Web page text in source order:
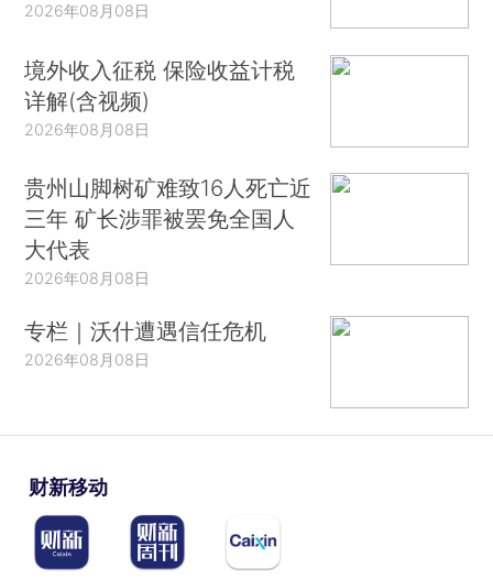
2026年08月08日
境外收入征税 保险收益计税
详解(含视频)
2026年08月08日
贵州山脚树矿难致16人死亡近
三年 矿长涉罪被罢免全国人
大代表
2026年08月08日
专栏｜沃什遭遇信任危机
2026年08月08日
财新移动